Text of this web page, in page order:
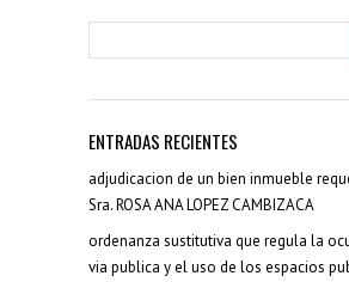
ENTRADAS RECIENTES
adjudicacion de un bien inmueble
Sra. ROSA ANA LOPEZ CAMBIZACA
ordenanza sustitutiva que regula la
via publica y el uso de los espacios